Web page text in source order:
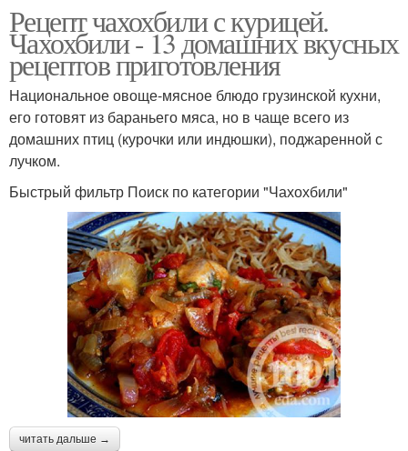
Рецепт чахохбили с курицей.
Чахохбили - 13 домашних вкусных
рецептов приготовления
Национальное овоще-мясное блюдо грузинской кухни,
его готовят из бараньего мяса, но в чаще всего из
домашних птиц (курочки или индюшки), поджаренной с
лучком.
Быстрый фильтр Поиск по категории "Чахохбили"
читать дальше →